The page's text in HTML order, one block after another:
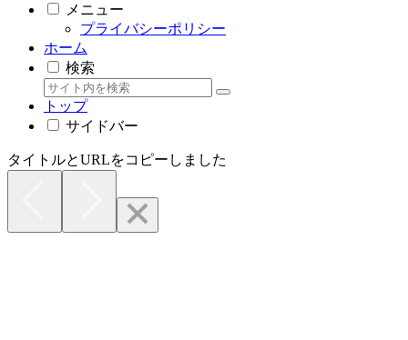
メニュー
プライバシーポリシー
ホーム
検索
トップ
サイドバー
タイトルとURLをコピーしました